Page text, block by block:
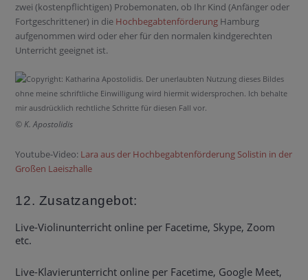
zwei (kostenpflichtigen) Probemonaten, ob Ihr Kind (Anfänger oder
Fortgeschrittener) in die Hochbegabtenförderung Hamburg
aufgenommen wird oder eher für den normalen kindgerechten
Unterricht geeignet ist.
© K. Apostolidis
Youtube-Video: Lara aus der Hochbegabtenförderung Solistin in der
Großen Laeiszhalle
12. Zusatzangebot:
Live-Violinunterricht online per Facetime, Skype, Zoom
etc.
Live-Klavierunterricht online per Facetime, Google Meet,